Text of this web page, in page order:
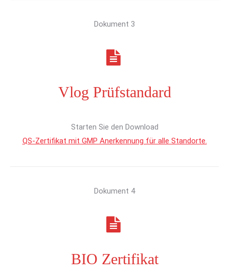
Dokument 3
Vlog Prüfstandard
Starten Sie den Download
QS-Zertifikat mit GMP Anerkennung für alle Standorte.
Dokument 4
BIO Zertifikat